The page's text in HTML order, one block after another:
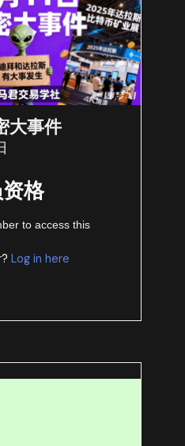
大事件
格
to access this
Log in here